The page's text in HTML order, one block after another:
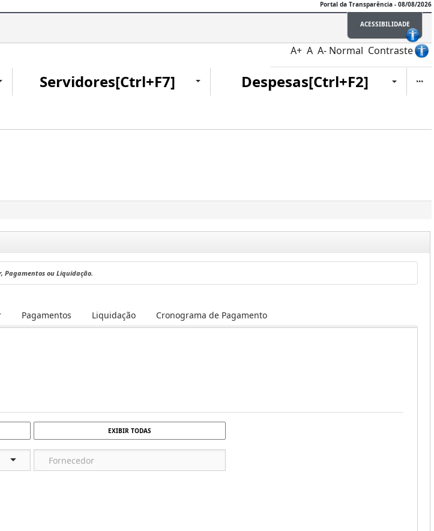
Portal da Transparência - 08/08/2026
ACESSIBILIDADE
A+ A A- Normal Contraste
Servidores[Ctrl+F7] Despesas[Ctrl+F2]
Pagamentos ou Liquidação.
Pagamentos Liquidação Cronograma de Pagamento
EXIBIR TODAS